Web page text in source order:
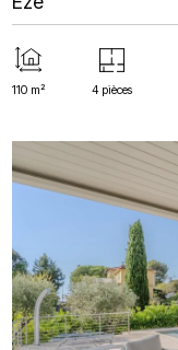
110 m² 4 pièces